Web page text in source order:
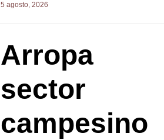
5 agosto, 2026
Arropa
sector
campesino